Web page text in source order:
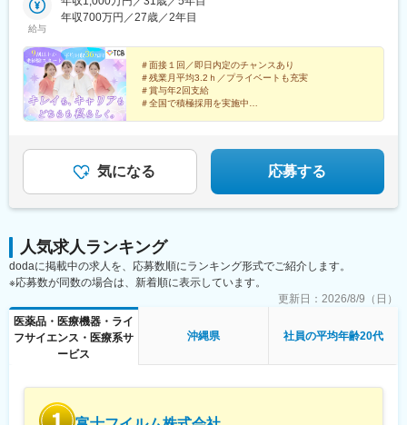
橋院 など【中部】名古屋駅前院 、名古屋栄院、金山院、岐阜
院、長野院、松本院、山梨甲府駅前院 など【近畿】梅田大阪駅
前院、大阪阪急梅田駅前院、枚方院、天王寺院、堺院、なんば
院、心斎橋院、京都駅前院、奈良院、和歌山院、四日市院 など
【中四国】広島院、福山院、松山院、高松院、高知院、徳島院、
松江院、周南徳山駅ビル院 など【九州・沖縄】小倉院、佐賀
煙対策】屋内原則禁煙
浜駅、横浜駅、川崎駅、藤沢駅、本厚木駅、大宮駅(埼玉県)、川口
駅、川越駅、南越谷駅、宇都宮駅、水戸駅、つくば駅、千葉駅、
駅、さっぽろ駅、あおば通駅、福島駅(福島県)、郡山駅(福島県)、
青森駅、盛岡駅、山形駅、秋田駅、矢場町駅、近鉄名古屋駅、金
山駅(愛知県)、豊田市駅、駅前大通駅、名鉄岐阜駅、静岡駅、新浜
松駅、三島広小路駅、長野駅、松本駅、北鉄金沢駅、新潟駅、近
鉄四日市駅、電鉄富山駅、福井駅、甲府駅、東梅田駅、大阪難波
前駅、西梅田駅、心斎橋駅、京都駅、烏丸駅、三ノ宮駅、姫路
駅、近鉄奈良駅、和歌山駅、草津駅(滋賀県)、徳山駅、立町駅、福
院下駅、東池袋駅、日比谷駅、銀座駅、岩本町駅、立川駅、京王
八王子駅、高輪台駅、奥沢駅、神奈川駅、平沼橋駅、京急川崎
駅、石上駅、新越谷駅、宇都宮駅東口駅、新千葉駅、栄町駅(千葉
県)、船橋駅、札幌駅、仙台駅(地下鉄)、曽根田駅、栄駅(愛知県)、
名古屋駅、西高蔵駅、新豊田駅、新豊橋駅、岐阜駅、新静岡駅、
浜松駅、三島田町駅、市役所前駅(長野県)、金沢駅、あすなろう四
日市駅、電鉄富山駅・エスタ前駅、福井駅(福井県)、大阪梅田駅
(阪神線)、なんば駅(地下鉄)、高槻駅、梅田駅(地下鉄)、宮之阪
島県)、高松築港駅、高知橋駅、眉山ロープウェイ山麓駅、天神
給与
年収700万円／27歳／2年目
＃面接１回／即日内定のチャンスあり
＃残業月平均3.2ｈ／プライベートも充実
＃賞与年2回支給
＃全国で積極採用を実施中
スよく実現できます！
気になる 応募する
人気求人ランキング
dodaに掲載中の求人を、応募数順にランキング形式でご紹介します。
※応募数が同数の場合は、新着順に表示しています。
更新日： 2026/8/9（日）
医薬品・医療機器・ライ
フサイエンス・医療系サ
ービス
沖縄県 社員の平均年齢20代